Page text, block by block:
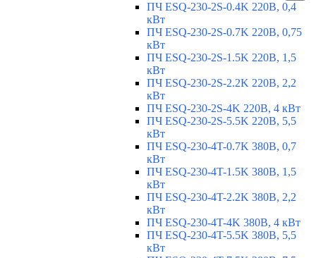
ПЧ ESQ-230-2S-0.4K 220В, 0,4
кВт
ПЧ ESQ-230-2S-0.7K 220В, 0,75
кВт
ПЧ ESQ-230-2S-1.5K 220В, 1,5
кВт
ПЧ ESQ-230-2S-2.2K 220В, 2,2
кВт
ПЧ ESQ-230-2S-4K 220В, 4 кВт
ПЧ ESQ-230-2S-5.5K 220В, 5,5
кВт
ПЧ ESQ-230-4T-0.7K 380В, 0,7
кВт
ПЧ ESQ-230-4T-1.5K 380В, 1,5
кВт
ПЧ ESQ-230-4T-2.2K 380В, 2,2
кВт
ПЧ ESQ-230-4T-4K 380В, 4 кВт
ПЧ ESQ-230-4T-5.5K 380В, 5,5
кВт